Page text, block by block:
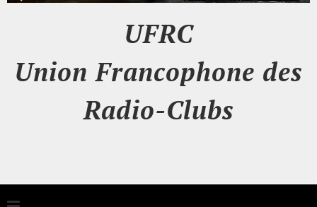
UFRC
Union Francophone des
Radio-Clubs